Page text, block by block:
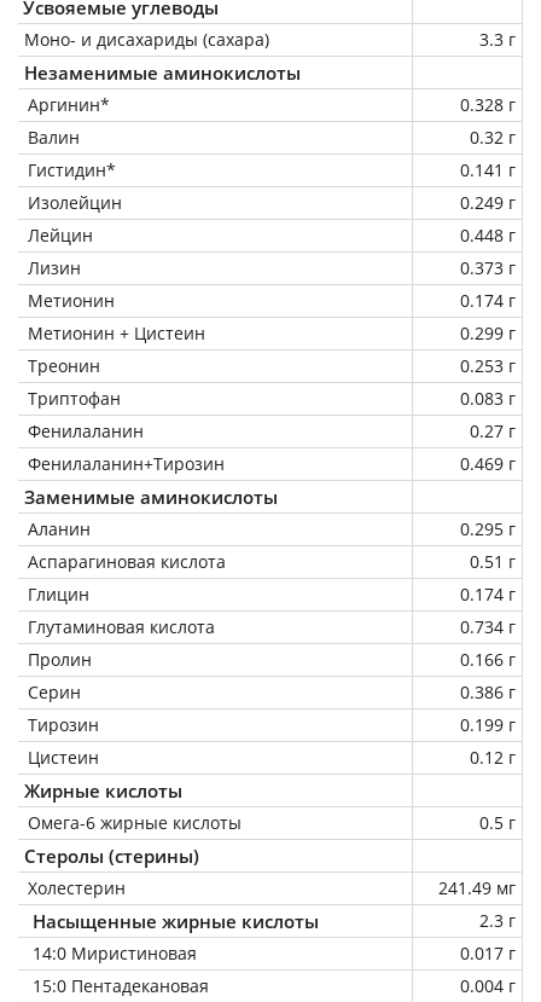
Усвояемые углеводы
Моно- и дисахариды (сахара) 3.3 г
Незаменимые аминокислоты
Аргинин*
0.328 г
Валин
0.32 г
Гистидин*
0.141 г
Изолейцин
0.249 г
Лейцин
0.448 г
Лизин
0.373 г
Метионин
0.174 г
Метионин + Цистеин
0.299 г
Треонин
0.253 г
Триптофан
0.083 г
Фенилаланин
0.27 г
Фенилаланин+Тирозин
0.469 г
Заменимые аминокислоты
Аланин
0.295 г
Аспарагиновая кислота
0.51 г
Глицин
0.174 г
Глутаминовая кислота
0.734 г
Пролин
0.166 г
Серин
0.386 г
Тирозин
0.199 г
Цистеин
0.12 г
Жирные кислоты
Омега-6 жирные кислоты 0.5 г
Стеролы (стерины)
Холестерин 241.49 мг
Насыщенные жирные кислоты
2.3 г
14:0 Миристиновая
0.017 г
15:0 Пентадекановая
0.004 г